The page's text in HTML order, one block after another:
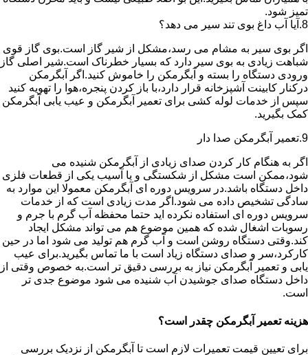
تمیز شود.
8.آیا آب داغ بوی تند سیر می دهد؟
اگر بوی سیر به مشام می رسد،مشکل از شیر گاز است.بوی گاز قوی
شباهت زیادی به بوی سیر دارد که بسیار خطرناک است.شیر اصلی گاز
ورودی دستگاه را بسته و آبگرمکن را خاموش کنید.اگر آبگرمکن
درکنار کابینت آشپزخانه قرار دارد،با باز کردن پنجره،هوا را تهویه کنید
سپس از خدمات لوله کشی برای تعمیر آبگرمکن و عیب یابی آبگرمکن
کمک بگیرید.
9.تعمیر آبگرمکن صدا دار
اگر به هنگام کار کردن صدای زیادی از آبگرمکن شنیده می
شود،ممکن است مشکل از شکستگی و یا آسیب یکی از قطعات فلزی
داخل دستگاه باشد.در سرویس دوره ای آبگرمکن معمولا این موارد به
سادگی تشخیص داده می شود.اگر مدت زیادی است که از خدمات
سرویس دوره ای استفاده نکرده اید حتما محفظه آب گرم با جرم و
رسوبات اشغال شده که همین موضوع هم می تواند مشکل ایجاد
کند.وقتی دستگاه روشن است و آب گرم هم تولید می شود اما در حین
کارکرد،سر و صدای دستگاه زیاد است با ما تماس بگیرید.برای عیب
یابی و تعمیر آبگرمکن نیاز به بررسی دقیق تر است.به خصوص وقتی از
داخل دستگاه صدای جوشیدن آب شنیده می شود موضوع جدی تر
است.
هزینه تعمیر آبگرمکن چقدر است؟
برای تعیین قیمت تعمیرات لازم است تا آبگرمکن از نزدیک بررسی